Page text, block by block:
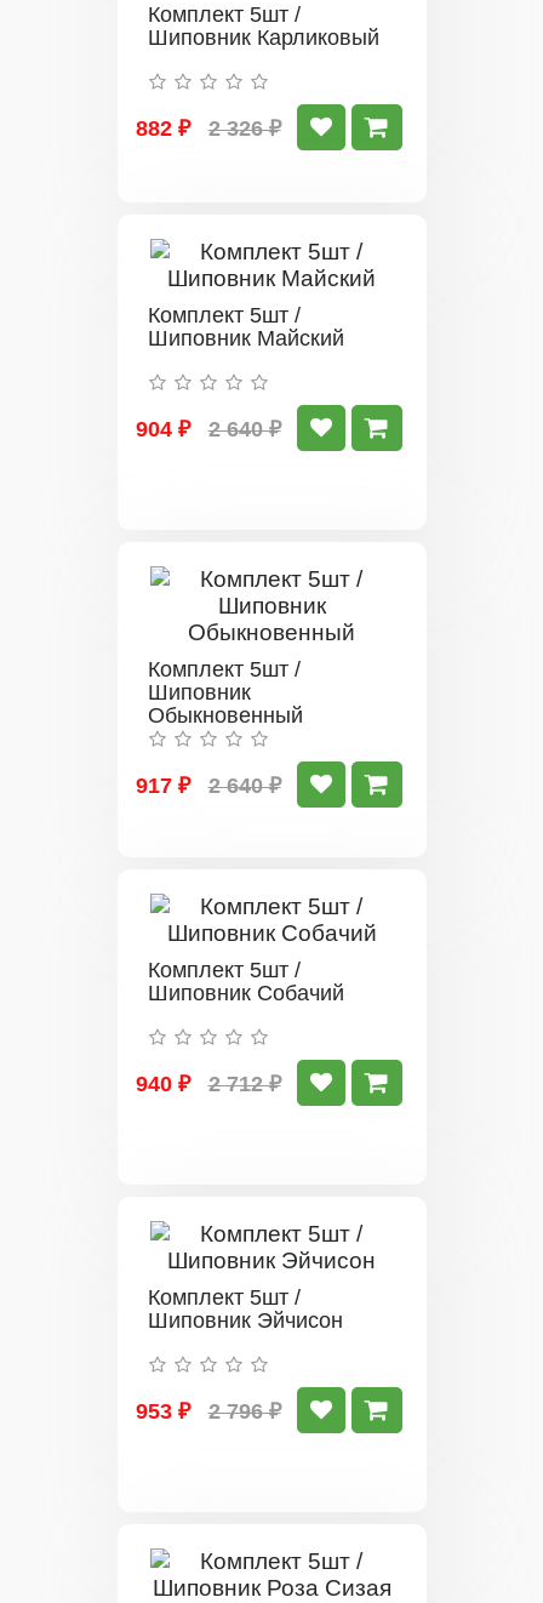
Комплект 5шт /
Шиповник Карликовый
882 ₽ 2 326 ₽
Комплект 5шт /
Шиповник Майский
904 ₽ 2 640 ₽
Комплект 5шт /
Шиповник
Обыкновенный
917 ₽ 2 640 ₽
Комплект 5шт /
Шиповник Собачий
940 ₽ 2 712 ₽
Комплект 5шт /
Шиповник Эйчисон
953 ₽ 2 796 ₽